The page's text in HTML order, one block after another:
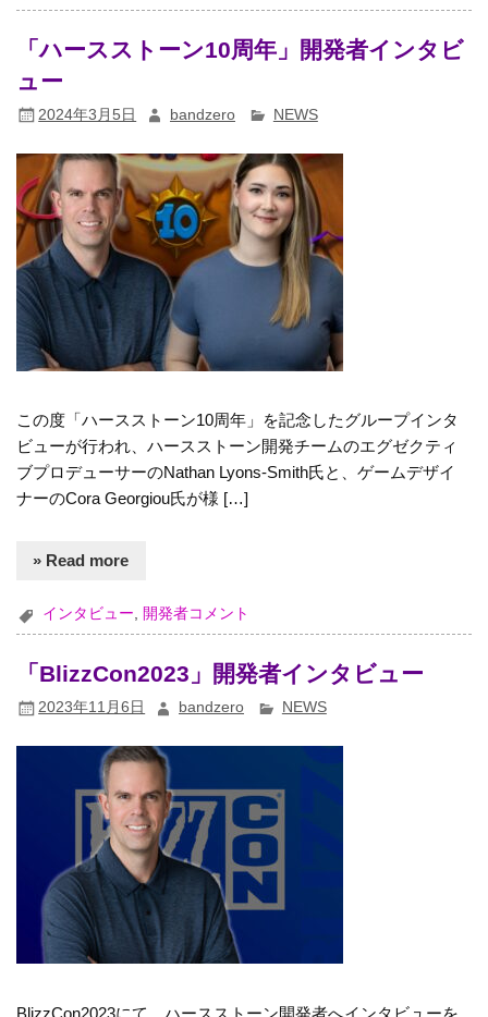
「ハースストーン10周年」開発者インタビ
ュー
2024年3月5日 bandzero NEWS
この度「ハースストーン10周年」を記念したグループインタ
ビューが行われ、ハースストーン開発チームのエグゼクティ
ブプロデューサーのNathan Lyons-Smith氏と、ゲームデザイ
ナーのCora Georgiou氏が様 […]
» Read more
インタビュー, 開発者コメント
「BlizzCon2023」開発者インタビュー
2023年11月6日 bandzero NEWS
BlizzCon2023にて、ハースストーン開発者へインタビューを